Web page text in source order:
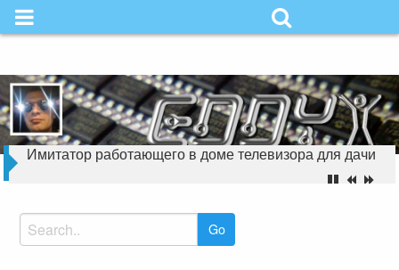
Skip
to
Надёжность в
простоте
Электронная замена П2К с каскадированием
Search
for: